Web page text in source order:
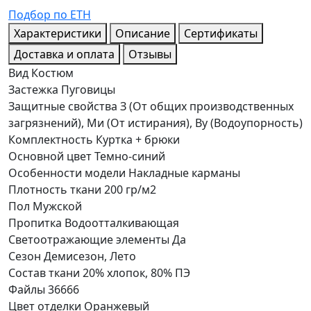
Подбор по ЕТН
Характеристики
Описание
Сертификаты
Доставка и оплата
Отзывы
Вид Костюм
Застежка Пуговицы
Защитные свойства З (От общих производственных
загрязнений), Ми (От истирания), Ву (Водоупорность)
Комплектность Куртка + брюки
Основной цветТемно-синий
Особенности модели Накладные карманы
Плотность ткани 200 гр/м2
Пол Мужской
Пропитка Водоотталкивающая
Светоотражающие элементы Да
Сезон Демисезон, Лето
Состав ткани 20% хлопок, 80% ПЭ
Файлы 36666
Цвет отделки Оранжевый